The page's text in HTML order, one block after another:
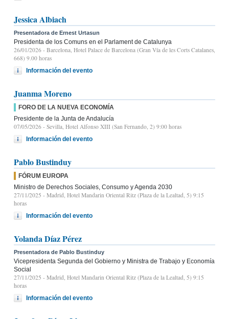
Jessica Albiach
Presentadora de Ernest Urtasun
Presidenta de los Comuns en el Parlament de Catalunya
26/01/2026 - Barcelona, Hotel Palace de Barcelona (Gran Vía de les Corts Catalanes,
668) 9.00 horas
Información del evento
Juanma Moreno
FORO DE LA NUEVA ECONOMÍA
Presidente de la Junta de Andalucía
07/05/2026 - Sevilla, Hotel Alfonso XIII (San Fernando, 2) 9:00 horas
Información del evento
Pablo Bustinduy
FÓRUM EUROPA
Ministro de Derechos Sociales, Consumo y Agenda 2030
27/11/2025 - Madrid, Hotel Mandarin Oriental Ritz (Plaza de la Lealtad, 5) 9:15
horas
Información del evento
Yolanda Díaz Pérez
Presentadora de Pablo Bustinduy
Vicepresidenta Segunda del Gobierno y Ministra de Trabajo y Economía
Social
27/11/2025 - Madrid, Hotel Mandarin Oriental Ritz (Plaza de la Lealtad, 5) 9:15
horas
Información del evento